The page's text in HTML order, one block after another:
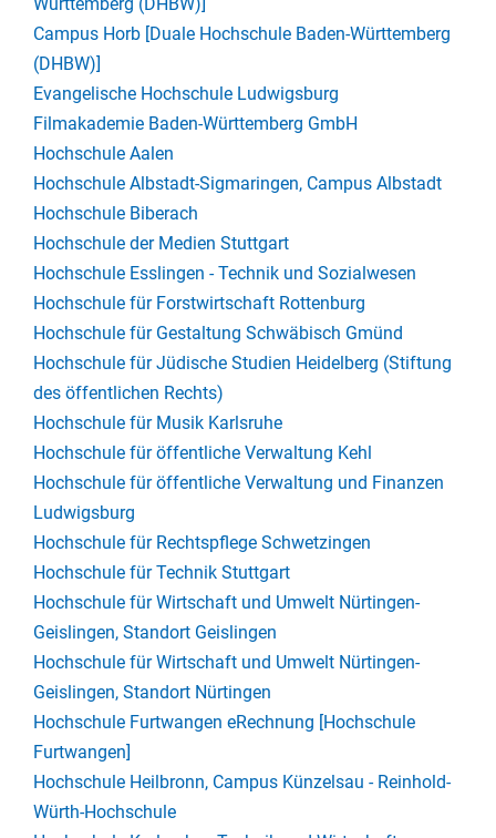
Campus Horb [Duale Hochschule Baden-Württemberg
(DHBW)]
Evangelische Hochschule Ludwigsburg
Filmakademie Baden-Württemberg GmbH
Hochschule Aalen
Hochschule Albstadt-Sigmaringen, Campus Albstadt
Hochschule Biberach
Hochschule der Medien Stuttgart
Hochschule Esslingen - Technik und Sozialwesen
Hochschule für Forstwirtschaft Rottenburg
Hochschule für Gestaltung Schwäbisch Gmünd
Hochschule für Jüdische Studien Heidelberg (Stiftung
des öffentlichen Rechts)
Hochschule für Musik Karlsruhe
Hochschule für öffentliche Verwaltung Kehl
Hochschule für öffentliche Verwaltung und Finanzen
Ludwigsburg
Hochschule für Rechtspflege Schwetzingen
Hochschule für Technik Stuttgart
Hochschule für Wirtschaft und Umwelt Nürtingen-
Geislingen, Standort Geislingen
Hochschule für Wirtschaft und Umwelt Nürtingen-
Geislingen, Standort Nürtingen
Hochschule Furtwangen eRechnung [Hochschule
Furtwangen]
Hochschule Heilbronn, Campus Künzelsau - Reinhold-
Würth-Hochschule